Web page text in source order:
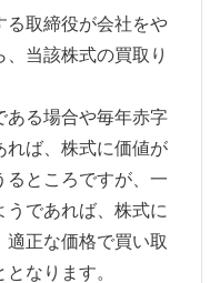
る取締役が会社をや
当該株式の買取り
ある場合や毎年赤字
れば、株式に価値が
るところですが、一
うであれば、株式に
適正な価格で買い取
なります。